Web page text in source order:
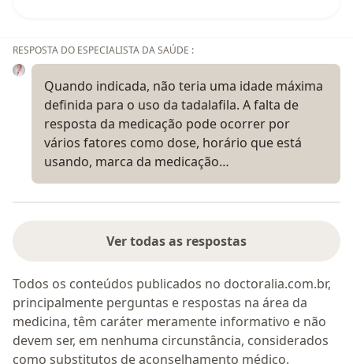
RESPOSTA DO ESPECIALISTA DA SAÚDE :
Quando indicada, não teria uma idade máxima
definida para o uso da tadalafila. A falta de
resposta da medicação pode ocorrer por
vários fatores como dose, horário que está
usando, marca da medicação…
Ver todas as respostas
Todos os conteúdos publicados no doctoralia.com.br,
principalmente perguntas e respostas na área da
medicina, têm caráter meramente informativo e não
devem ser, em nenhuma circunstância, considerados
como substitutos de aconselhamento médico.